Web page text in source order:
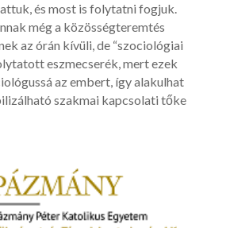
és most is folytatni fogjuk.
még a közösségteremtés
az órán kívüli, de “szociológiai
eszmecserék, mert ezek
az embert, így alakulhat
szakmai kapcsolati tőke